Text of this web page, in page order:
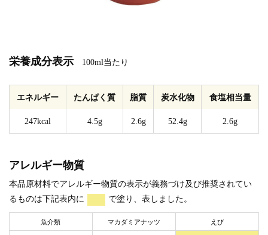
栄養成分表示 100ml当たり
エネルギー たんぱく質 脂質 炭水化物 食塩相当量
247kcal 4.5g 2.6g 52.4g 2.6g
アレルギー物質
本品原材料でアレルギー物質の表示が義務づけ及び推奨されてい
るものは下記表内に
で塗り、表しました。
魚介類 マカダミアナッツ えび